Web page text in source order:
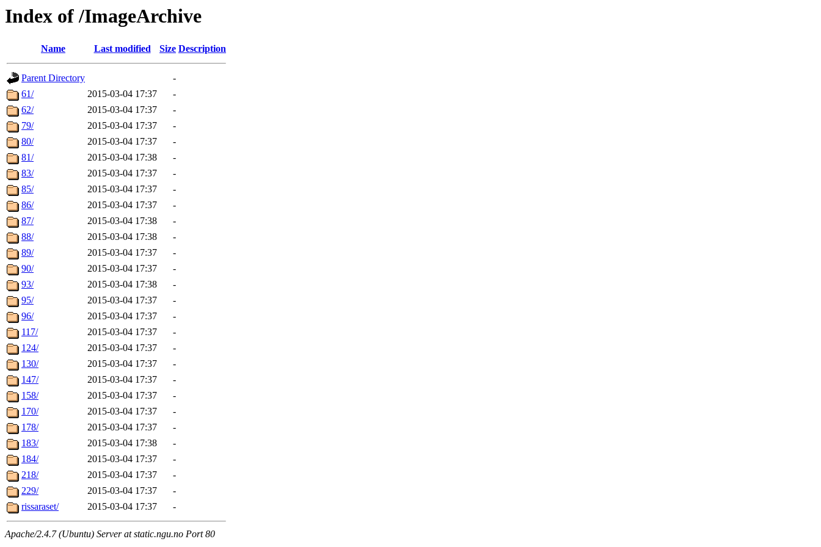
Index of /ImageArchive
Name Last modified Size Description
Parent Directory
-
61/
2015-03-04 17:37
-
62/
2015-03-04 17:37
-
79/
2015-03-04 17:37
-
80/
2015-03-04 17:37
-
81/
2015-03-04 17:38
-
83/
2015-03-04 17:37
-
85/
2015-03-04 17:37
-
86/
2015-03-04 17:37
-
87/
2015-03-04 17:38
-
88/
2015-03-04 17:38
-
89/
2015-03-04 17:37
-
90/
2015-03-04 17:37
-
93/
2015-03-04 17:38
-
95/
2015-03-04 17:37
-
96/
2015-03-04 17:37
-
117/
2015-03-04 17:37
-
124/
2015-03-04 17:37
-
130/
2015-03-04 17:37
-
147/
2015-03-04 17:37
-
158/
2015-03-04 17:37
-
170/
2015-03-04 17:37
-
178/
2015-03-04 17:37
-
183/
2015-03-04 17:38
-
184/
2015-03-04 17:37
-
218/
2015-03-04 17:37
-
229/
2015-03-04 17:37
-
rissaraset/
2015-03-04 17:37 -
Apache/2.4.7 (Ubuntu) Server at static.ngu.no Port 80